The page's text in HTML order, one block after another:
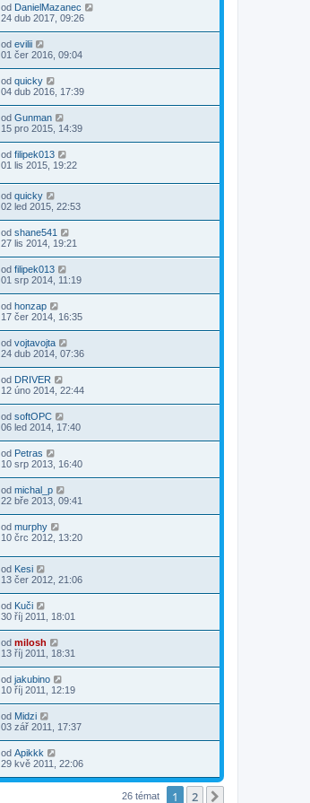
od DanielMazanec
24 dub 2017, 09:26
od evilii
01 čer 2016, 09:04
od quicky
04 dub 2016, 17:39
od Gunman
15 pro 2015, 14:39
od filipek013
01 lis 2015, 19:22
od quicky
02 led 2015, 22:53
od shane541
27 lis 2014, 19:21
od filipek013
01 srp 2014, 11:19
od honzap
17 čer 2014, 16:35
od vojtavojta
24 dub 2014, 07:36
od DRIVER
12 úno 2014, 22:44
od softOPC
06 led 2014, 17:40
od Petras
10 srp 2013, 16:40
od michal_p
22 bře 2013, 09:41
od murphy
10 črc 2012, 13:20
od Kesi
13 čer 2012, 21:06
od Kuči
30 říj 2011, 18:01
od milosh
13 říj 2011, 18:31
od jakubino
10 říj 2011, 12:19
od Midzi
03 zář 2011, 17:37
od Apikkk
29 kvě 2011, 22:06
26 témat 1 2